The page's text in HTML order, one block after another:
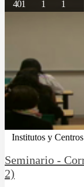
401 1 1
Institutos y
Seminario -
2)